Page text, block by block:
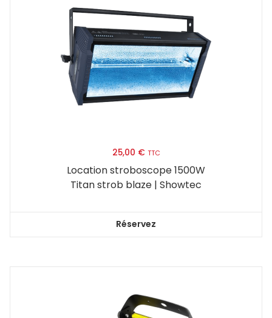
25,00 € TTC
Location stroboscope 1500W
Titan strob blaze | Showtec
Réservez